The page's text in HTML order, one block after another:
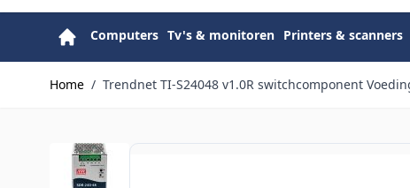
Computers Tv's & monitoren Printers & scanners
Home / Trendnet TI-S24048 v1.0R switchcomponent